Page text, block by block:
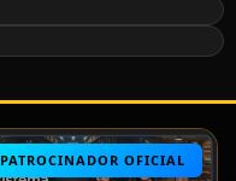
PATROCINADOR OFICIAL